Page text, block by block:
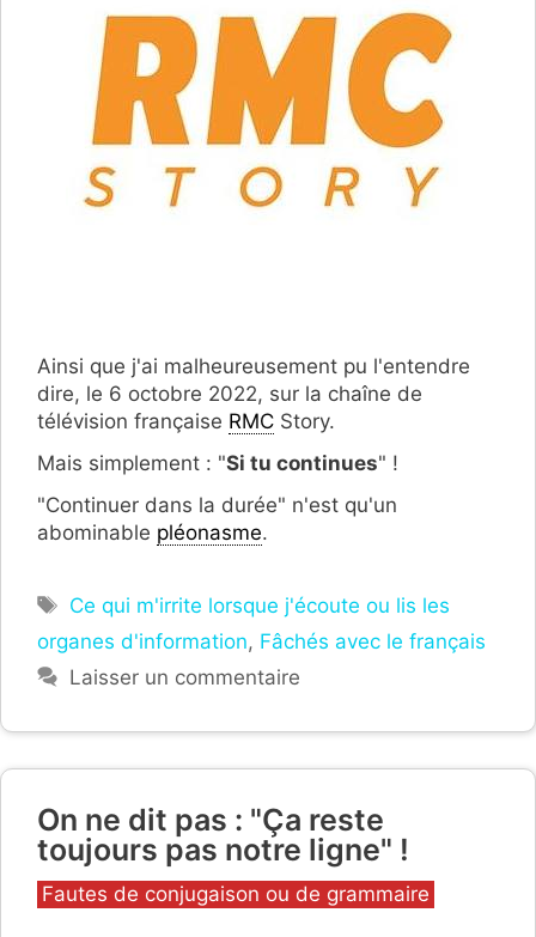
Ainsi que j'ai malheureusement pu l'entendre
dire, le 6 octobre 2022, sur la chaîne de
télévision française RMC Story.
Mais simplement : "Si tu continues" !
"Continuer dans la durée" n'est qu'un
abominable pléonasme.
Étiquettes
Ce qui m'irrite lorsque j'écoute ou lis les
organes d'information, Fâchés avec le français
Laisser un commentaire
On ne dit pas : "Ça reste
toujours pas notre ligne" !
Catégories
Fautes de conjugaison ou de grammaire